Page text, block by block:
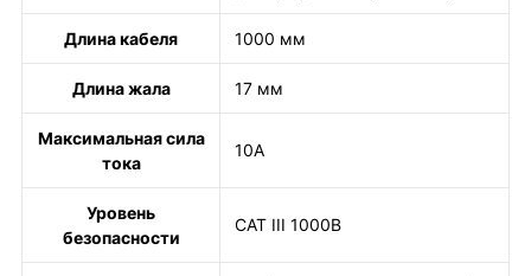
Длина кабеля 1000 мм
Длина жала 17 мм
Максимальная сила
тока
10А
Уровень
безопасности
CAT III 1000B